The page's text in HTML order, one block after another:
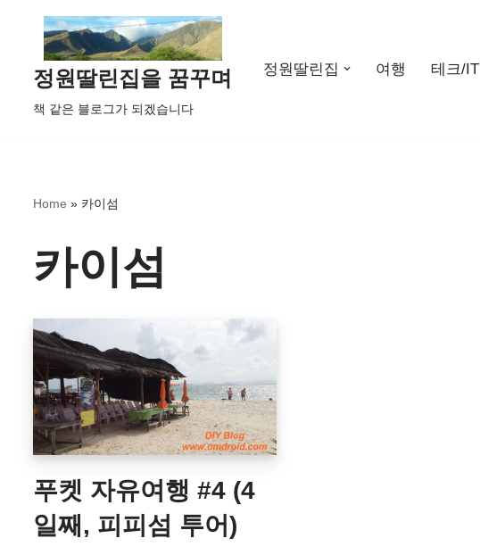
정원딸린집을 꿈꾸며
책 같은 블로그가 되겠습니다
정원딸린집 여행 테크/IT
Home » 카이섬
카이섬
푸켓 자유여행 #4 (4
일째, 피피섬 투어)